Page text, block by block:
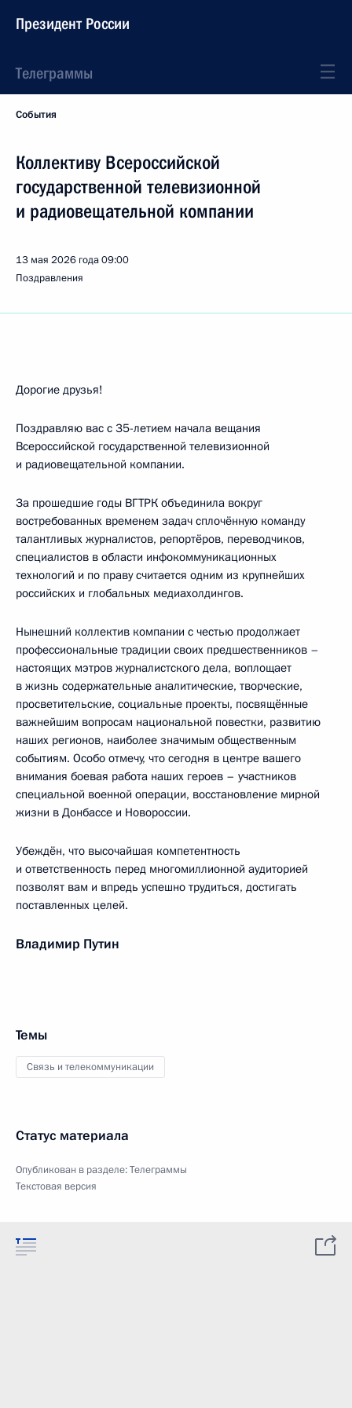
Президент России
Телеграммы
События
Коллективу Всероссийской
государственной телевизионной
и радиовещательной компании
13 мая 2026 года09:00
Поздравления
Дорогие друзья!
Поздравляю вас с 35-летием начала вещания
Всероссийской государственной телевизионной
и радиовещательной компании.
За прошедшие годы ВГТРК объединила вокруг
востребованных временем задач сплочённую команду
талантливых журналистов, репортёров, переводчиков,
специалистов в области инфокоммуникационных
технологий и по праву считается одним из крупнейших
российских и глобальных медиахолдингов.
Нынешний коллектив компании с честью продолжает
профессиональные традиции своих предшественников –
настоящих мэтров журналистского дела, воплощает
в жизнь содержательные аналитические, творческие,
просветительские, социальные проекты, посвящённые
важнейшим вопросам национальной повестки, развитию
наших регионов, наиболее значимым общественным
событиям. Особо отмечу, что сегодня в центре вашего
внимания боевая работа наших героев – участников
специальной военной операции, восстановление мирной
жизни в Донбассе и Новороссии.
Убеждён, что высочайшая компетентность
и ответственность перед многомиллионной аудиторией
позволят вам и впредь успешно трудиться, достигать
поставленных целей.
Владимир Путин
Темы
Связь и телекоммуникации
Статус материала
Опубликован в разделе:Телеграммы
Текстовая версия